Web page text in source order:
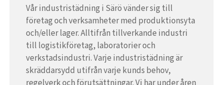
Vår industristädning i Särö vänder sig till
företag och verksamheter med produktionsyta
och/eller lager. Alltifrån tillverkande industri
till logistikföretag, laboratorier och
verkstadsindustri. Varje industristädning är
skräddarsydd utifrån varje kunds behov,